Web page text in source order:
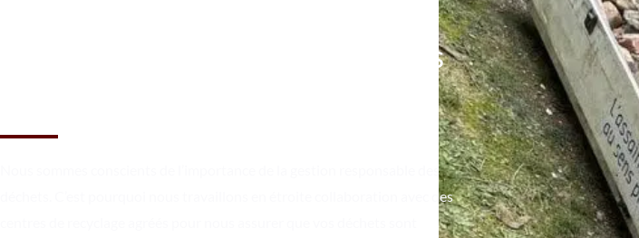
Réservez une benne à Bonnieres
Nous sommes conscients de l’importance de la gestion responsable des
déchets. C’est pourquoi nous travaillons en étroite collaboration avec des